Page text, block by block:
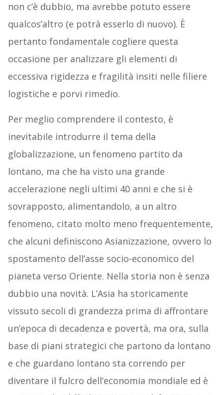
non c’è dubbio, ma avrebbe potuto essere
qualcos’altro (e potrà esserlo di nuovo). È
pertanto fondamentale cogliere questa
occasione per analizzare gli elementi di
eccessiva rigidezza e fragilità insiti nelle filiere
logistiche e porvi rimedio.
Per meglio comprendere il contesto, è
inevitabile introdurre il tema della
globalizzazione, un fenomeno partito da
lontano, ma che ha visto una grande
accelerazione negli ultimi 40 anni e che si è
sovrapposto, alimentandolo, a un altro
fenomeno, citato molto meno frequentemente,
che alcuni definiscono Asianizzazione, ovvero lo
spostamento dell’asse socio-economico del
pianeta verso Oriente. Nella storia non è senza
dubbio una novità. L’Asia ha storicamente
vissuto secoli di grandezza prima di affrontare
un’epoca di decadenza e povertà, ma ora, sulla
base di piani strategici che partono da lontano
e che guardano lontano sta correndo per
diventare il fulcro dell’economia mondiale ed è